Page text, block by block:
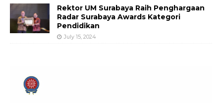
Rektor UM Surabaya Raih Penghargaan
Radar Surabaya Awards Kategori
Pendidikan
July 15, 2024